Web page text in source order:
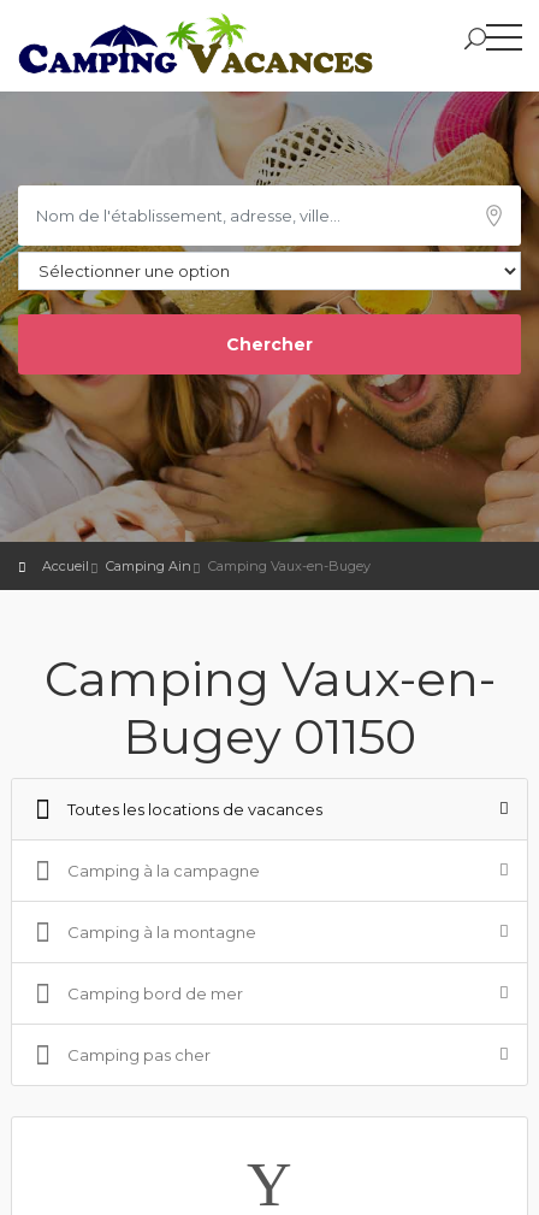
Accueil Camping Ain Camping Vaux-en-Bugey
Camping Vaux-en-
Bugey 01150
Toutes les locations de vacances
Camping à la campagne
Camping à la montagne
Camping bord de mer
Camping pas cher